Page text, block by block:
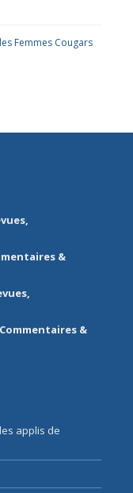
Femmes Cougars
&
&
applis de